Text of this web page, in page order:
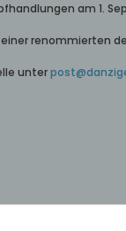
am 1.
renommierten
unter